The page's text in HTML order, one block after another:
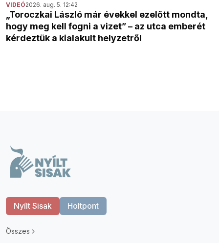
VIDEÓ2026. aug. 5. 12:42
„Toroczkai László már évekkel ezelőtt mondta,
hogy meg kell fogni a vizet” – az utca emberét
kérdeztük a kialakult helyzetről
Nyílt Sisak Holtpont
Összes